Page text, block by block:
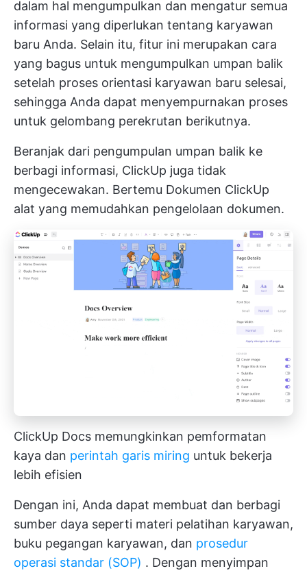
dalam hal mengumpulkan dan mengatur semua
informasi yang diperlukan tentang karyawan
baru Anda. Selain itu, fitur ini merupakan cara
yang bagus untuk mengumpulkan umpan balik
setelah proses orientasi karyawan baru selesai,
sehingga Anda dapat menyempurnakan proses
untuk gelombang perekrutan berikutnya.
Beranjak dari pengumpulan umpan balik ke
berbagi informasi, ClickUp juga tidak
mengecewakan. Bertemu Dokumen ClickUp
alat yang memudahkan pengelolaan dokumen.
ClickUp Docs memungkinkan pemformatan
kaya dan perintah garis miring untuk bekerja
lebih efisien
Dengan ini, Anda dapat membuat dan berbagi
sumber daya seperti materi pelatihan karyawan,
buku pegangan karyawan, dan prosedur
operasi standar (SOP) . Dengan menyimpan